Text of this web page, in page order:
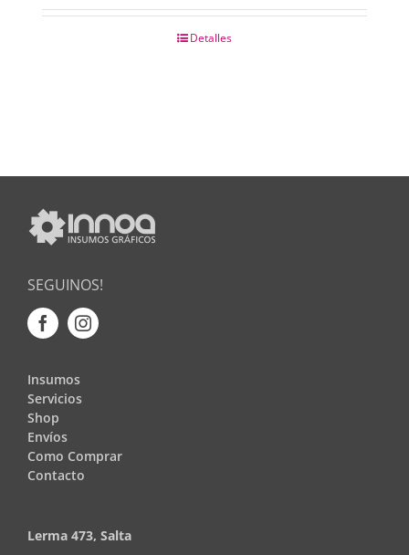
Detalles
SEGUINOS!
Insumos
Servicios
Shop
Envíos
Como Comprar
Contacto
Lerma 473, Salta